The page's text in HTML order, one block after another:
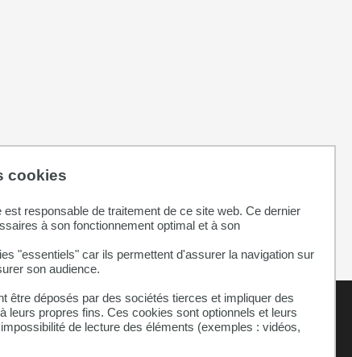
cookies
est responsable de traitement de ce site web. Ce dernier
à son fonctionnement optimal et à son
"essentiels" car ils permettent d'assurer la navigation sur
son audience.
être déposés par des sociétés tierces et impliquer des
leurs propres fins. Ces cookies sont optionnels et leurs
de lecture des éléments (exemples : vidéos,